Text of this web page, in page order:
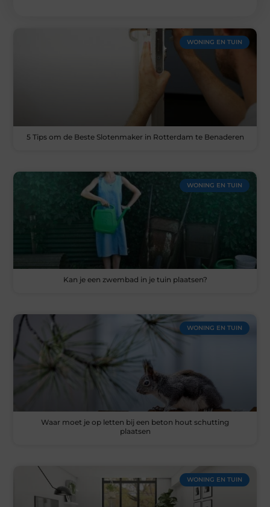
WONING EN TUIN
5 Tips om de Beste Slotenmaker in Rotterdam te Benaderen
WONING EN TUIN
Kan je een zwembad in je tuin plaatsen?
WONING EN TUIN
Waar moet je op letten bij een beton hout schutting
plaatsen
WONING EN TUIN